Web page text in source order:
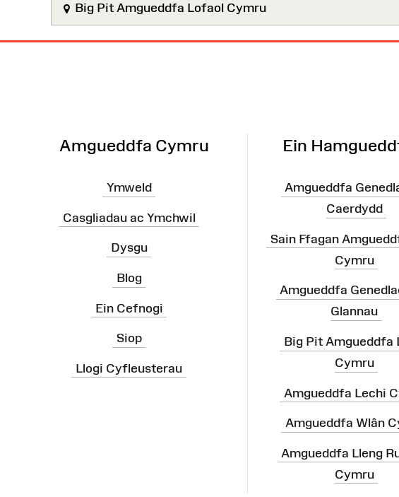
Big Pit Amgueddfa Lofaol Cymru
Amgueddfa Cymru
Ymweld
Casgliadau ac Ymchwil
Dysgu
Blog
Ein Cefnogi
Siop
Llogi Cyfleusterau
Ein
Amgueddfa
Caerdydd
Sain Ffagan
Cymru
Amgueddfa
Glannau
Big Pit Amgueddfa
Cymru
Amgueddfa Lechi
Amgueddfa Wlân
Amgueddfa Lleng
Cymru